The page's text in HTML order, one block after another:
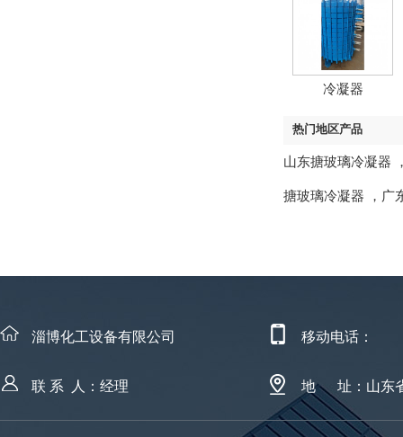
冷凝器
热门地区产品
山东搪玻璃冷凝器
搪玻璃冷凝器 ， 广
淄博化工设备有限公司
联 系 人：经理
移动电话：
地 址：山东